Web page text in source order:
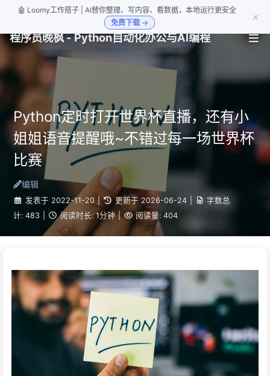
🤖 Loomy工作搭子 | AI替你整理、写内容、看数据，本地运行更安全
免费下载 →
×
程序员晚枫 - Python自动化办公与AI编程
Python定时打开世界杯直播，还有小
姐姐语音提醒哦~不错过每一场世界杯
比赛
编辑
发表于 2022-11-20 更新于 2026-06-24
字数总
计: 483 阅读时长: 1分钟 | 阅读量: 404